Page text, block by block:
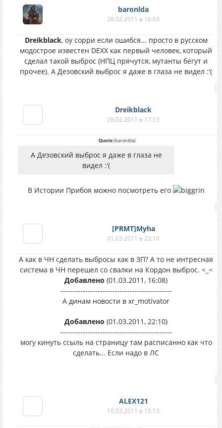
baronlda
28.02.2011 в 16:03
Dreikblack, оу сорри если ошибся... просто в русском
модострое известен DEXX как первый человек, который
сделал такой выброс (НПЦ прячутся, мутанты бегут и
прочее). А Дезовский выброс я даже в глаза не видел :'(
Dreikblack
28.02.2011 в 17:13
Quote(baronlda)
А Дезовский выброс я даже в глаза не
видел :'(
В Истории Прибоя можно посмотреть его
[PRMT]Myha
01.03.2011 в 22:10
А как в ЧН сделать выбросы как в ЗП? А то не интресная
система в ЧН перешел со свалки на Кордон выброс. <_<
Добавлено (01.03.2011, 16:08)
---------------------------------------------
А динам новости в xr_motivator
Добавлено (01.03.2011, 22:10)
---------------------------------------------
могу кинуть ссыль на страницу там расписанно как что
сделать... Если надо в ЛС
ALEX121
10.03.2011 в 15:13